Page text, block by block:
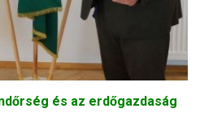
és az erdőgazdaság